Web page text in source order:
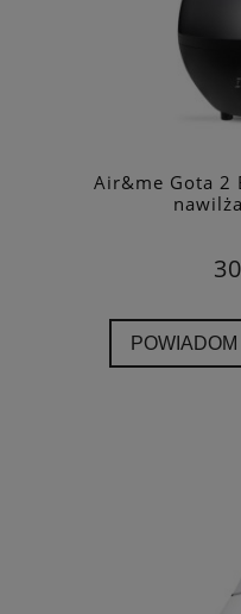
Air&me Gota 2